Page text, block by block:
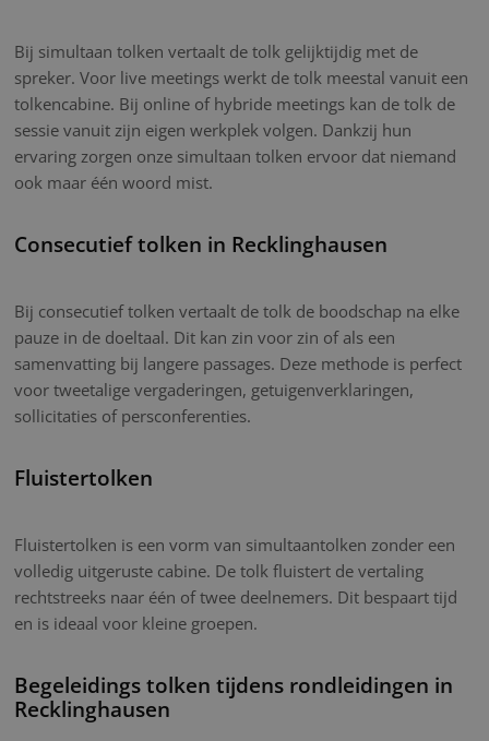
Bij simultaan tolken vertaalt de tolk gelijktijdig met de
spreker. Voor live meetings werkt de tolk meestal vanuit een
tolkencabine. Bij online of hybride meetings kan de tolk de
sessie vanuit zijn eigen werkplek volgen. Dankzij hun
ervaring zorgen onze simultaan tolken ervoor dat niemand
ook maar één woord mist.
Consecutief tolken in Recklinghausen
Bij consecutief tolken vertaalt de tolk de boodschap na elke
pauze in de doeltaal. Dit kan zin voor zin of als een
samenvatting bij langere passages. Deze methode is perfect
voor tweetalige vergaderingen, getuigenverklaringen,
sollicitaties of persconferenties.
Fluistertolken
Fluistertolken is een vorm van simultaantolken zonder een
volledig uitgeruste cabine. De tolk fluistert de vertaling
rechtstreeks naar één of twee deelnemers. Dit bespaart tijd
en is ideaal voor kleine groepen.
Begeleidings tolken tijdens rondleidingen in
Recklinghausen